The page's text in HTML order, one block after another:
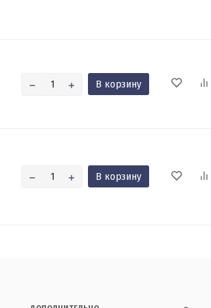
В корзину
В корзину